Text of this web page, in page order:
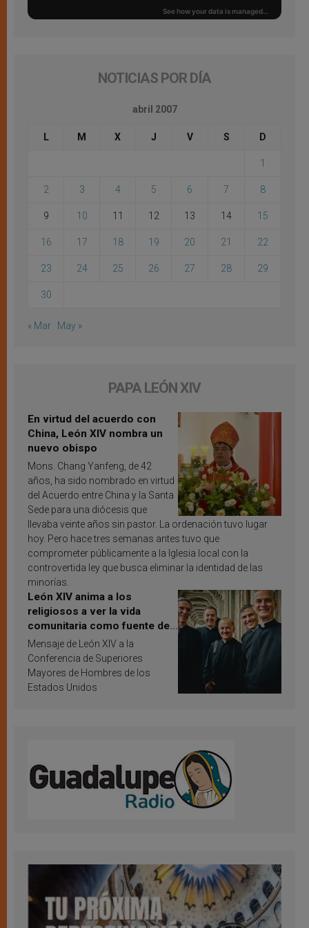
NOTICIAS POR DÍA
abril 2007
L M X J V S D
1
2 3 4 5 6 7 8
9 10 11 12 13 14 15
16 17 18 19 20 21 22
23 24 25 26 27 28 29
30
« Mar May »
PAPA LEÓN XIV
En virtud del acuerdo con
China, León XIV nombra un
nuevo obispo
Mons. Chang Yanfeng, de 42
años, ha sido nombrado en virtud
del Acuerdo entre China y la Santa
Sede para una diócesis que
llevaba veinte años sin pastor. La ordenación tuvo lugar
hoy. Pero hace tres semanas antes tuvo que
comprometer públicamente a la Iglesia local con la
controvertida ley que busca eliminar la identidad de las
minorías.
León XIV anima a los
religiosos a ver la vida
comunitaria como fuente de
inspiración y santificación
Mensaje de León XIV a la
Conferencia de Superiores
Mayores de Hombres de los
Estados Unidos